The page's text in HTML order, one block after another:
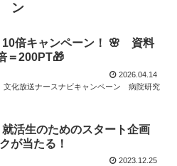
ン
10倍キャンペーン！ 🌸 資料
＝200PT🎁
2026.04.14
文化放送ナースナビキャンペーン
病院研究
活生のためのスタート企画
が当たる！
2023.12.25